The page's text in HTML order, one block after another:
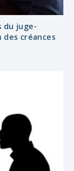
du juge-
des créances